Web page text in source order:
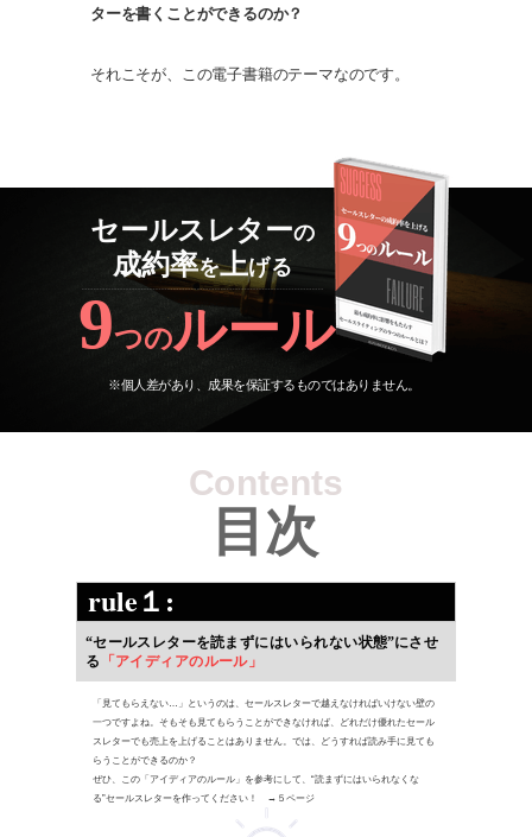
Contents
目次
rule１:
「見てもらえない…」というのは、セールスレターで越えなければいけない壁の
一つですよね。そもそも見てもらうことができなければ、どれだけ優れたセール
スレターでも売上を上げることはありません。では、どうすれば読み手に見ても
らうことができるのか？
ぜひ、この「アイディアのルール」を参考にして、“読まずにはいられなくな
る”セールスレターを作ってください！ →５ページ
“セールスレターを読まずにはいられない状態”にさせ
る 「アイディアのルール」
ターを書くことができるのか？
それこそが、この電子書籍のテーマなのです。
セールスレターの
成約率を上げる
9つのルール
※個人差があり、成果を保証するものではありません